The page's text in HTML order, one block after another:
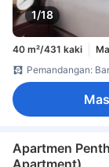
1/18
40 m²/431 kaki
Pemandangan:
Apartmen